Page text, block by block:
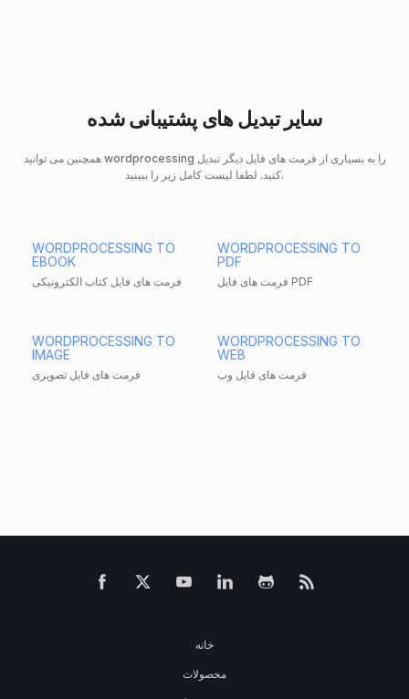
سایر تبدیل های پشتیبانی شده
همچنین می توانید wordprocessing را به بسیاری از فرمت های فایل دیگر تبدیل
کنید. لطفا لیست کامل زیر را ببینید.
WORDPROCESSING TO
EBOOK
فرمت های فایل کتاب الکترونیکی
WORDPROCESSING TO
PDF
فرمت های فایل PDF
WORDPROCESSING TO
IMAGE
فرمت های فایل تصویری
WORDPROCESSING TO
WEB
فرمت های فایل وب
خانه
محصولات